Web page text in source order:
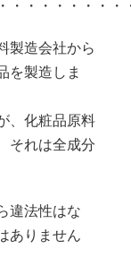
・・・・・・・・
製造会社から
を製造しま
、化粧品原料
それは全成分
違法性はな
ありません